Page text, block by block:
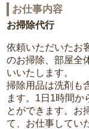
お仕事内容
お掃除代行
依頼いただいたお
のお掃除、部屋全
いいたします。
掃除用品は洗剤も
ます。1日1時間か
とができます。お
て、お仕事してい